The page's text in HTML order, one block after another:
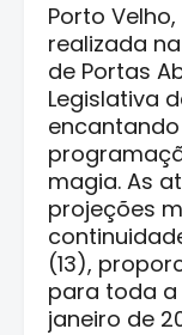
Porto
realizada
de Portas
Legislativa
magia. As
projeções
(13),
para toda
janeiro de